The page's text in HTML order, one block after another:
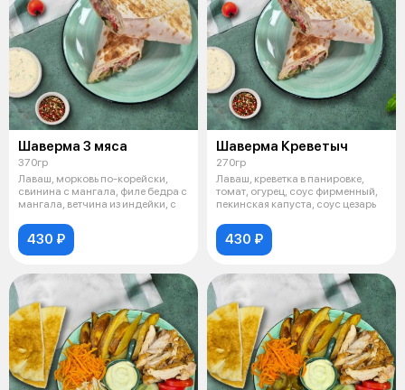
Шаверма 3 мяса
370гр
Лаваш, морковь по-корейски,
свинина с мангала, филе бедра с
мангала, ветчина из индейки, с
430 ₽
Шаверма Креветыч
270гр
Лаваш, креветка в панировке,
томат, огурец, соус фирменный,
пекинская капуста, соус цезарь
430 ₽